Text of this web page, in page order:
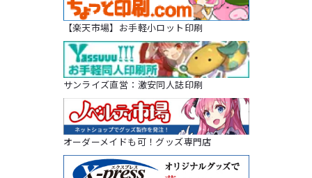
【楽天市場】お手軽小ロット印刷
サンライズ直営：激安同人誌印刷
オーダーメイドも可！グッズ専門店